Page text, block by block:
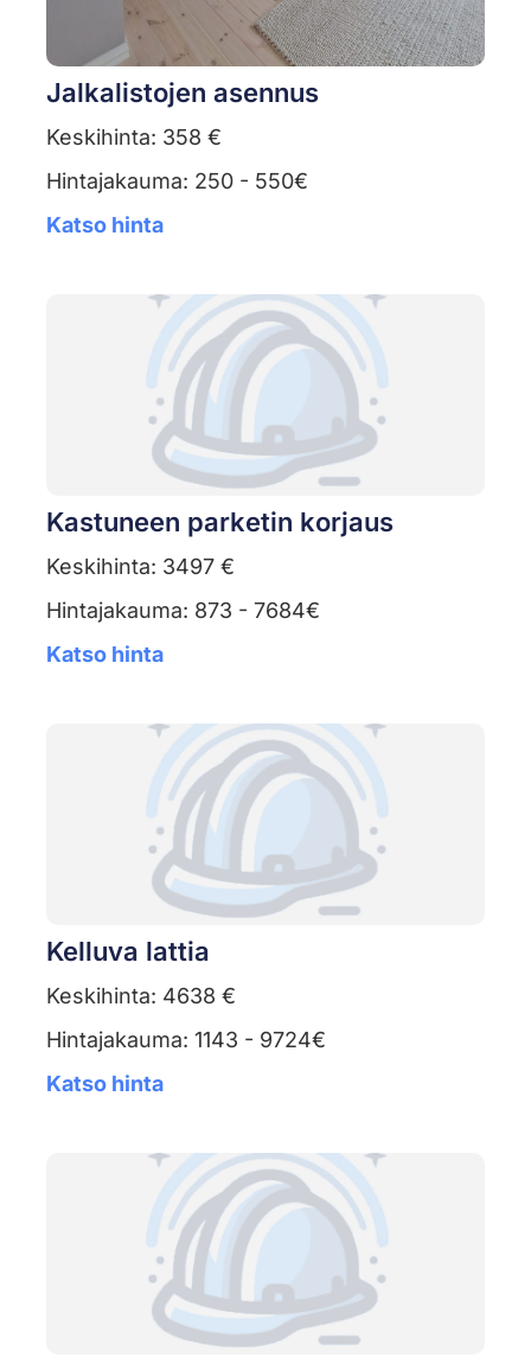
Jalkalistojen asennus
Keskihinta: 358 €
Hintajakauma: 250 - 550€
Katso hinta
Kastuneen parketin korjaus
Keskihinta: 3497 €
Hintajakauma: 873 - 7684€
Katso hinta
Kelluva lattia
Keskihinta: 4638 €
Hintajakauma: 1143 - 9724€
Katso hinta